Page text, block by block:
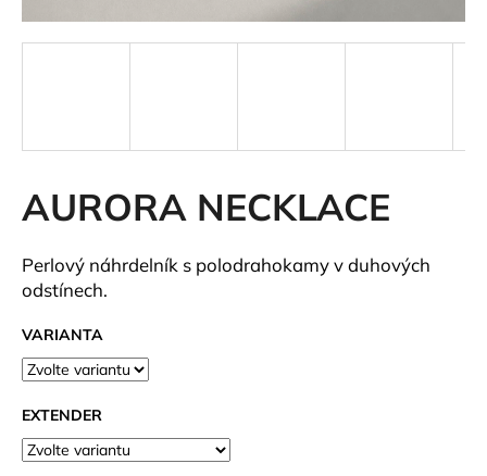
AURORA NECKLACE
Perlový náhrdelník s polodrahokamy v duhových
odstínech.
VARIANTA
EXTENDER
a
D
o
o
r
u